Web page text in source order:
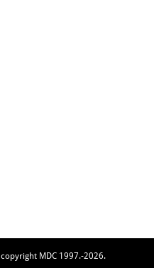
copyright MDC 1997.-2026.